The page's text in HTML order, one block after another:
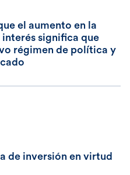
el aumento en la
interés significa que
régimen de política y
de inversión en virtud